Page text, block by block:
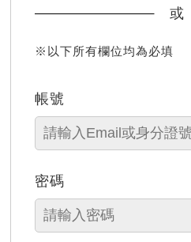
或
※以下所有欄位均為必填
帳號
密碼